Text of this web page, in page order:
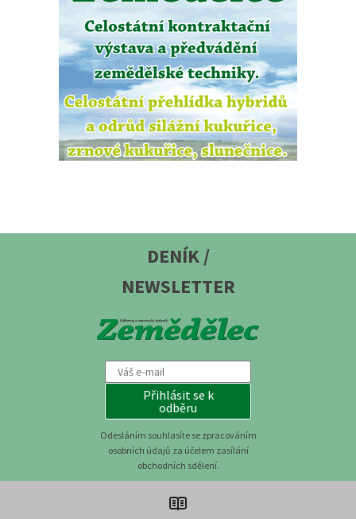
DENÍK /
NEWSLETTER
Přihlásit se k
odběru
Odesláním souhlasíte se zpracováním
osobních údajů za účelem zasílání
obchodních sdělení.